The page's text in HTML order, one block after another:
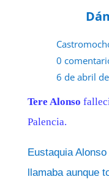
0
6 de abril
Tere Alonso
Palencia.
Eustaquia
llamaba aunque